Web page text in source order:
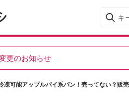
更のお知らせ
可能アップルパイ系パン！売ってない？販